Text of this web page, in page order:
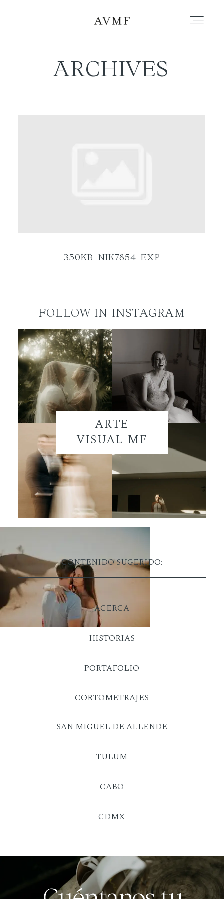
PORTAFOLIO
ARCHIVES
350KB_NIK7854-EXP
FOLLOW IN INSTAGRAM
ARTE
VISUAL MF
CONTENIDO SUGERIDO:
ACERCA
SAN MIGUEL DE ALLENDE
HISTORIAS
TULUM
PORTAFOLIO
CABO
CDMX
CORTOMETRAJES